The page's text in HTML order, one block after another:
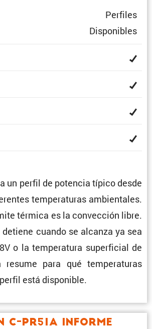
Perfiles
Dispo­ni­bles
un perfil de potencia típico desde
tempe­ra­turas ambien­tales.
térmica es la convec­ción libre.
cuando se alcanza ya sea
o la tempe­ra­tura super­fi­cial de
resume para qué tempe­ra­turas
está disponible.
C-PR51A Informe